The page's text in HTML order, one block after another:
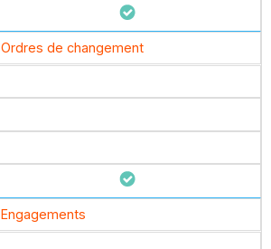
Ordres de changement
Engagements